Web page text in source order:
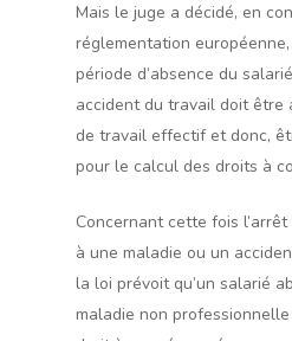
Mais le juge a décidé, en
réglementation
période d’absence du
accident du travail doit être
de travail effectif et donc,
pour le calcul des droits à
Concernant cette fois
à une maladie ou un
la loi prévoit qu’un salarié
maladie non professionnelle